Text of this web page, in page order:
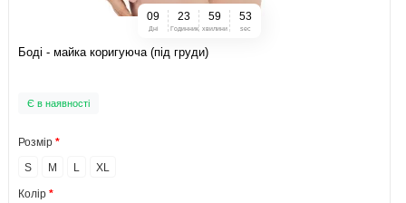
09
Дні
23
Годинник
59
хвилини
52
sec
Боді - майка коригуюча (під груди)
Є в наявності
Розмір
S
M L XL
Колір